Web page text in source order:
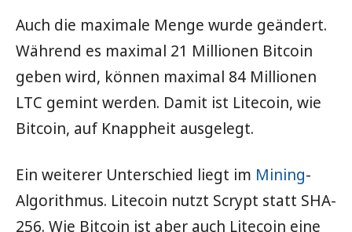
Auch die maximale Menge wurde geändert.
Während es maximal 21 Millionen Bitcoin
geben wird, können maximal 84 Millionen
LTC gemint werden. Damit ist Litecoin, wie
Bitcoin, auf Knappheit ausgelegt.
Ein weiterer Unterschied liegt im Mining-
Algorithmus. Litecoin nutzt Scrypt statt SHA-
256. Wie Bitcoin ist aber auch Litecoin eine